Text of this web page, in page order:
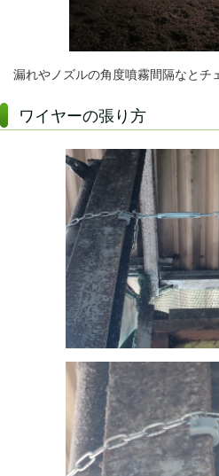
漏れやノズルの角度噴霧間隔なとチ
ワイヤーの張り方